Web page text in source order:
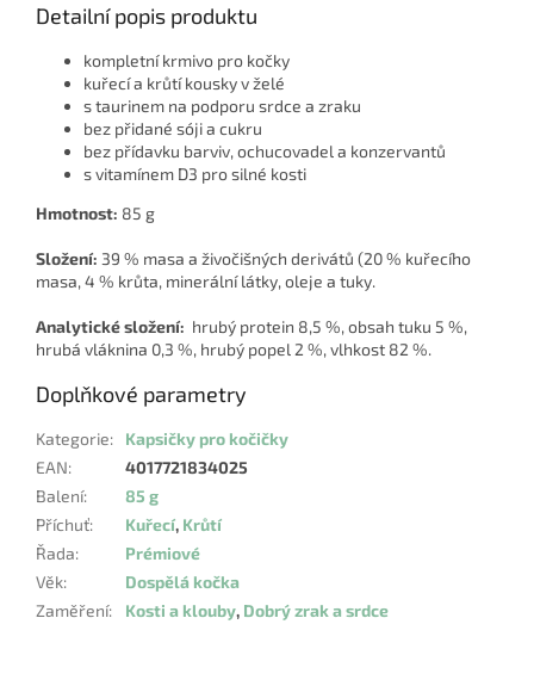
Detailní popis produktu
kompletní krmivo pro kočky
kuřecí a krůtí kousky v želé
s taurinem na podporu srdce a zraku
bez přidané sóji a cukru
bez přídavku barviv, ochucovadel a konzervantů
s vitamínem D3 pro silné kosti
Hmotnost: 85 g
Složení: 39 % masa a živočišných derivátů (20 % kuřecího
masa, 4 % krůta, minerální látky, oleje a tuky.
Analytické složení: hrubý protein 8,5 %, obsah tuku 5 %,
hrubá vláknina 0,3 %, hrubý popel 2 %, vlhkost 82 %.
Doplňkové parametry
Kategorie:
Kapsičky pro kočičky
EAN:
4017721834025
Balení:
85 g
Příchuť: Kuřecí, Krůtí
Řada:
Prémiové
Věk:
Dospělá kočka
Zaměření: Kosti a klouby, Dobrý zrak a srdce